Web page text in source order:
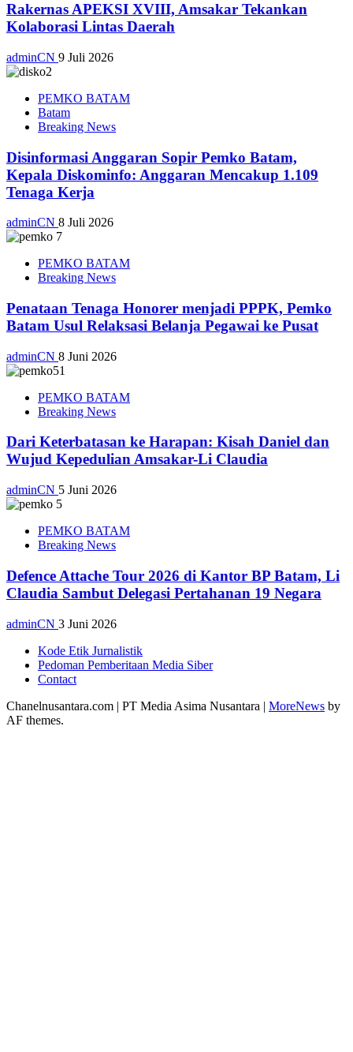
Rakernas APEKSI XVIII, Amsakar Tekankan
Kolaborasi Lintas Daerah
adminCN 9 Juli 2026
PEMKO BATAM
Batam
Breaking News
Disinformasi Anggaran Sopir Pemko Batam,
Kepala Diskominfo: Anggaran Mencakup 1.109
Tenaga Kerja
adminCN 8 Juli 2026
PEMKO BATAM
Breaking News
Penataan Tenaga Honorer menjadi PPPK, Pemko
Batam Usul Relaksasi Belanja Pegawai ke Pusat
adminCN 8 Juni 2026
PEMKO BATAM
Breaking News
Dari Keterbatasan ke Harapan: Kisah Daniel dan
Wujud Kepedulian Amsakar-Li Claudia
adminCN 5 Juni 2026
PEMKO BATAM
Breaking News
Defence Attache Tour 2026 di Kantor BP Batam, Li
Claudia Sambut Delegasi Pertahanan 19 Negara
adminCN 3 Juni 2026
Kode Etik Jurnalistik
Pedoman Pemberitaan Media Siber
Contact
Chanelnusantara.com | PT Media Asima Nusantara | MoreNews by
AF themes.